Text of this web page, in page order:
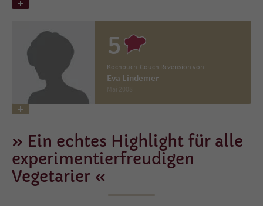
5
Kochbuch-Couch Rezension von
Eva Lindemer
Ein echtes Highlight für alle
experimentierfreudigen
Vegetarier
Name
Anbieter Literatur-Couch Medien GmbH & Co. KG
Laufzeit
Zweck
Name fe_typo_user
Anbieter Literatur-Couch Medien GmbH & Co. KG